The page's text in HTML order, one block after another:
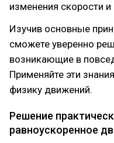
изменения скорости и
Изучив основные
сможете уверенно
возникающие в
Применяйте эти
физику движений.
Решение
равноускоренное